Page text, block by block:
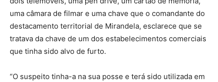
uma câmara de filmar e uma chave que o comandante do
destacamento territorial de Mirandela, esclarece que se
tratava da chave de um dos estabelecimentos comerciais
que tinha sido alvo de furto.
“O suspeito tinha-a na sua posse e terá sido utilizada em